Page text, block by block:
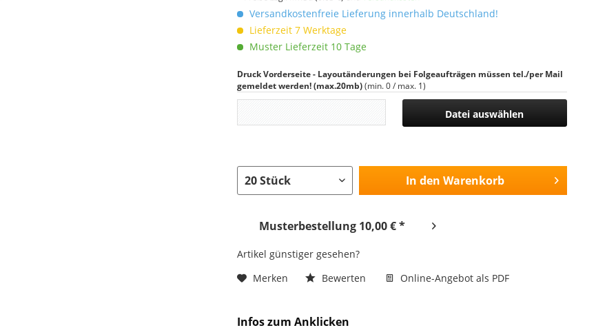
Versandkostenfreie Lieferung innerhalb Deutschland!
Lieferzeit 7 Werktage
Muster Lieferzeit 10 Tage
Druck Vorderseite - Layoutänderungen bei Folgeaufträgen müssen tel./per Mail
gemeldet werden! (max.20mb)(min. 0 / max. 1)
Datei auswählen
In den Warenkorb
Musterbestellung 10,00 € *
Artikel günstiger gesehen?
Merken
Bewerten Online-Angebot als PDF
Infos zum Anklicken